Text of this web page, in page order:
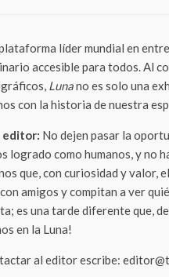
líder mundial en
accesible para todos. Al
Lunano es solo una
con la historia de nuestra
editor: No dejen pasar la
logrado como humanos, y no
que, con curiosidad y valor,
amigos y compitan a ver
es una tarde diferente que,
en la Luna!
al editor escribe: